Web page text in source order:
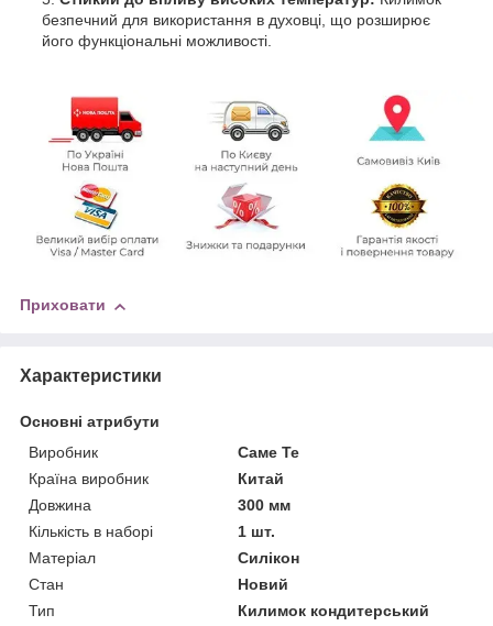
безпечний для використання в духовці, що розширює
його функціональні можливості.
Приховати
Характеристики
Основні атрибути
Виробник
Саме Те
Країна виробник
Китай
Довжина
300 мм
Кількість в наборі
1 шт.
Матеріал
Силікон
Стан
Новий
Тип
Килимок кондитерський